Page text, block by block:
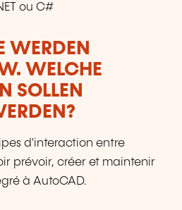
ou C#
WERDEN
WELCHE
SOLLEN
d'interaction entre
prévoir, créer et maintenir
à AutoCAD.